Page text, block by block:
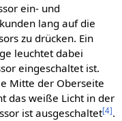
ein- und
lang auf die
zu drücken. Ein
leuchtet dabei
eingeschaltet ist.
Mitte der Oberseite
das weiße Licht in der
ist ausgeschaltet[4].